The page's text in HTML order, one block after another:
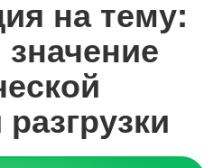
на тему: